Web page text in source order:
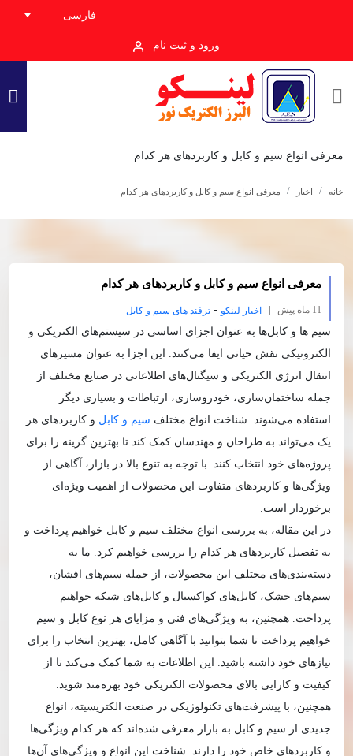
فارسی
ورود و ثبت نام
معرفی انواع سیم و کابل و کاربردهای هر کدام
خانه اخبار معرفی انواع سیم و کابل و کاربردهای هر کدام
معرفی انواع سیم و کابل و کاربردهای هر کدام
11 ماه پیش اخبار لینکو - ترفند های سیم و کابل
سیم‌ ها و کابل‌ها به عنوان اجزای اساسی در سیستم‌های الکتریکی و
الکترونیکی نقش حیاتی ایفا می‌کنند. این اجزا به عنوان مسیرهای
انتقال انرژی الکتریکی و سیگنال‌های اطلاعاتی در صنایع مختلف از
جمله ساختمان‌سازی، خودروسازی، ارتباطات و بسیاری دیگر
استفاده می‌شوند. شناخت انواع مختلف سیم و کابل و کاربردهای هر
یک می‌تواند به طراحان و مهندسان کمک کند تا بهترین گزینه را برای
پروژه‌های خود انتخاب کنند. با توجه به تنوع بالا در بازار، آگاهی از
ویژگی‌ها و کاربردهای متفاوت این محصولات از اهمیت ویژه‌ای
برخوردار است.
در این مقاله، به بررسی انواع مختلف سیم و کابل خواهیم پرداخت و
به تفصیل کاربردهای هر کدام را بررسی خواهیم کرد. ما به
دسته‌بندی‌های مختلف این محصولات، از جمله سیم‌های افشان،
سیم‌های خشک، کابل‌های کواکسیال و کابل‌های شبکه خواهیم
پرداخت. همچنین، به ویژگی‌های فنی و مزایای هر نوع کابل و سیم
خواهیم پرداخت تا شما بتوانید با آگاهی کامل، بهترین انتخاب را برای
نیازهای خود داشته باشید. این اطلاعات به شما کمک می‌کند تا از
کیفیت و کارایی بالای محصولات الکتریکی خود بهره‌مند شوید.
همچنین، با پیشرفت‌های تکنولوژیکی در صنعت الکتریسیته، انواع
جدیدی از سیم و کابل به بازار معرفی شده‌اند که هر کدام ویژگی‌ها
و کاربردهای خاص خود را دارند. شناخت این انواع و ویژگی‌های آن‌ها